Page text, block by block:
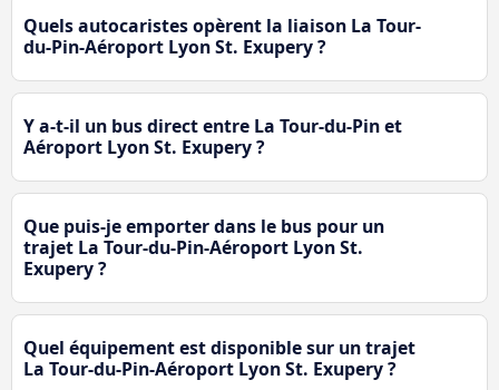
Quels autocaristes opèrent la liaison La Tour-
du-Pin-Aéroport Lyon St. Exupery ?
Y a-t-il un bus direct entre La Tour-du-Pin et
Aéroport Lyon St. Exupery ?
Que puis-je emporter dans le bus pour un
trajet La Tour-du-Pin-Aéroport Lyon St.
Exupery ?
Quel équipement est disponible sur un trajet
La Tour-du-Pin-Aéroport Lyon St. Exupery ?